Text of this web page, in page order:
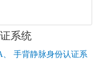
系统
手背静脉身份认证系